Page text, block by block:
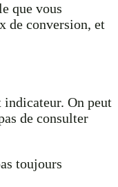
que vous
de conversion, et
indicateur. On peut
de consulter
toujours